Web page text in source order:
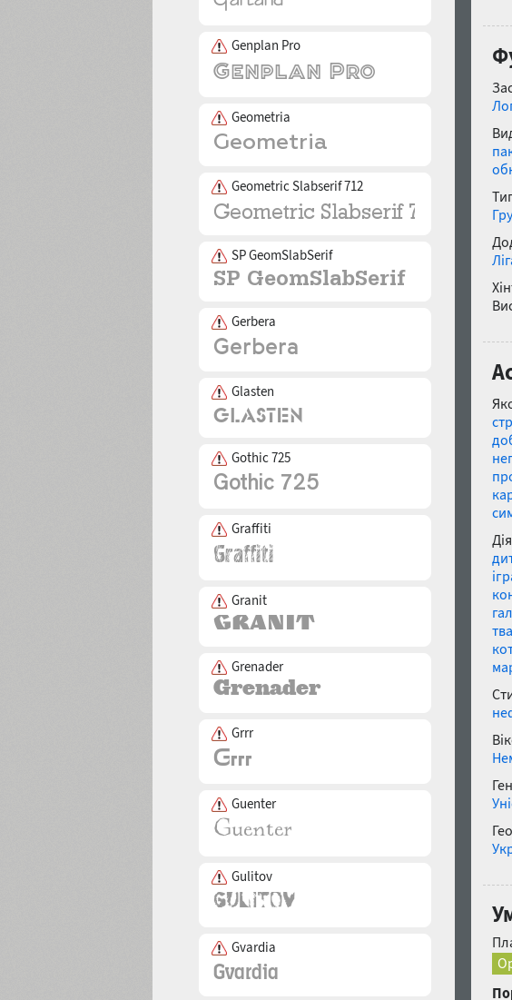
Genplan Pro
Geometria
Geometric Slabserif 712
SP GeomSlabSerif
Gerbera
Glasten
Gothic 725
Graffiti
Granit
Grenader
Grrr
Guenter
Gulitov
Gvardia